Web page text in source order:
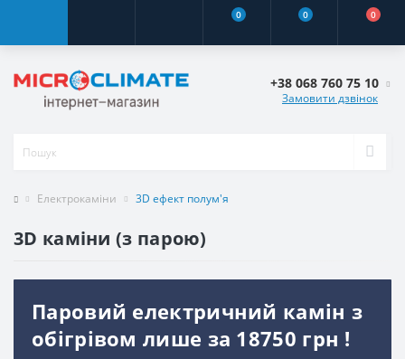
0 0 0
+38 068 760 75 10
Замовити дзвінок
Електрокаміни 3D ефект полум'я
3D каміни (з парою)
Паровий електричний камін з
обігрівом лише за 18750 грн !